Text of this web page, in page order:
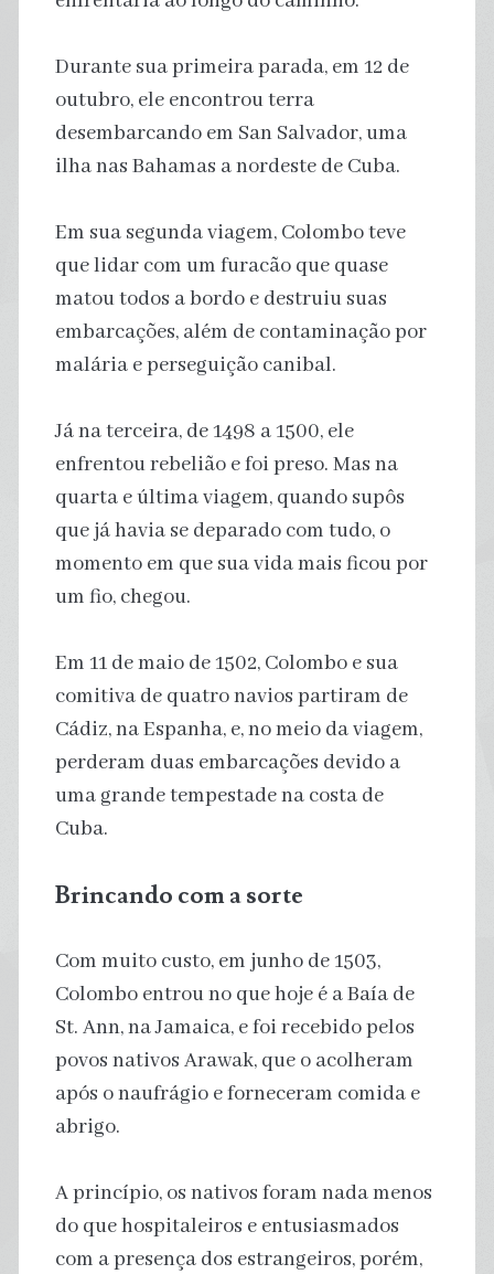
Durante sua primeira parada, em 12 de
outubro, ele encontrou terra
desembarcando em San Salvador, uma
ilha nas Bahamas a nordeste de Cuba.
Em sua segunda viagem, Colombo teve
que lidar com um furacão que quase
matou todos a bordo e destruiu suas
embarcações, além de contaminação por
malária e perseguição canibal.
Já na terceira, de 1498 a 1500, ele
enfrentou rebelião e foi preso. Mas na
quarta e última viagem, quando supôs
que já havia se deparado com tudo, o
momento em que sua vida mais ficou por
um fio, chegou.
Em 11 de maio de 1502, Colombo e sua
comitiva de quatro navios partiram de
Cádiz, na Espanha, e, no meio da viagem,
perderam duas embarcações devido a
uma grande tempestade na costa de
Cuba.
Brincando com a sorte
Com muito custo, em junho de 1503,
Colombo entrou no que hoje é a Baía de
St. Ann, na Jamaica, e foi recebido pelos
povos nativos Arawak, que o acolheram
após o naufrágio e forneceram comida e
abrigo.
A princípio, os nativos foram nada menos
do que hospitaleiros e entusiasmados
com a presença dos estrangeiros, porém,